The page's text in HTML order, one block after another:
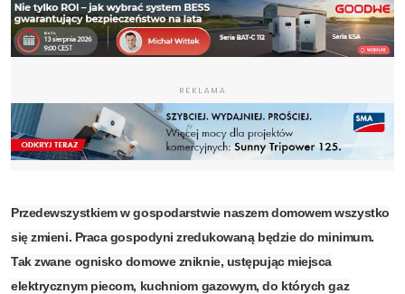
REKLAMA
Przedewszystkiem w gospodarstwie naszem domowem wszystko
się zmieni. Praca gospodyni zredukowaną będzie do minimum.
Tak zwane ognisko domowe zniknie, ustępując miejsca
elektrycznym piecom, kuchniom gazowym, do których gaz